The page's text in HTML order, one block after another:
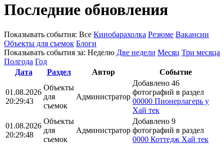
Последние обновления
Показывать события: Все Кинобарахолка Резюме Вакансии
Объекты для съемок Блоги
Показывать события за: Неделю Две недели Месяц Три месяца
Полгода Год
Дата
Раздел Автор Событие
01.08.2026
20:29:43
Объекты
для
съемок
Администратор
Добавлено 46
фотографий в раздел
00000 Пионерлагерь у
Хай тек
01.08.2026
20:29:48
Объекты
для
съемок
Администратор
Добавлено 9
фотографий в раздел
0000 Коттедж Хай тек